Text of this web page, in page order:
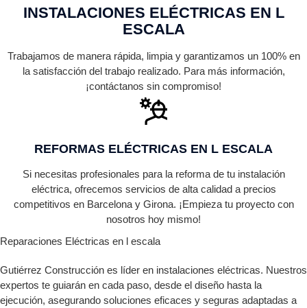
INSTALACIONES ELÉCTRICAS EN L
ESCALA
Trabajamos de manera rápida, limpia y garantizamos un 100% en
la satisfacción del trabajo realizado. Para más información,
¡contáctanos sin compromiso!
REFORMAS ELÉCTRICAS EN L ESCALA
Si necesitas profesionales para la reforma de tu instalación
eléctrica, ofrecemos servicios de alta calidad a precios
competitivos en Barcelona y Girona. ¡Empieza tu proyecto con
nosotros hoy mismo!
Reparaciones Eléctricas en l escala
Gutiérrez Construcción es líder en instalaciones eléctricas. Nuestros
expertos te guiarán en cada paso, desde el diseño hasta la
ejecución, asegurando soluciones eficaces y seguras adaptadas a